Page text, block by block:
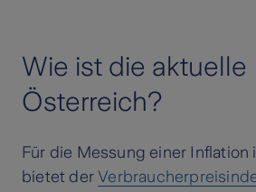
Wie ist die aktuelle
Österreich?
Für die Messung einer Inflation
bietet der